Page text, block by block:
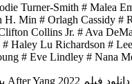
Turner-Smith # Malea
H. Min # Orlagh Cassidy #
Collins Jr. # Ava
Haley Lu Richardson #
# Eve Lindley # Nana